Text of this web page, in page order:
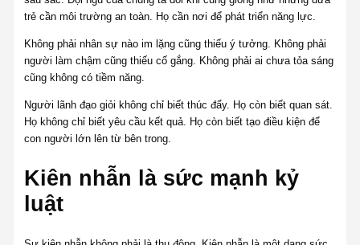
trẻ cần môi trường an toàn. Họ cần nơi để phát triển năng lực.
Không phải nhân sự nào im lặng cũng thiếu ý tưởng. Không phải
người làm chậm cũng thiếu cố gắng. Không phải ai chưa tỏa sáng
cũng không có tiềm năng.
Người lãnh đạo giỏi không chỉ biết thúc đẩy. Họ còn biết quan sát.
Họ không chỉ biết yêu cầu kết quả. Họ còn biết tạo điều kiện để
con người lớn lên từ bên trong.
Kiên nhẫn là sức mạnh kỷ
luật